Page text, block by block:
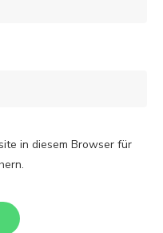
in diesem Browser für